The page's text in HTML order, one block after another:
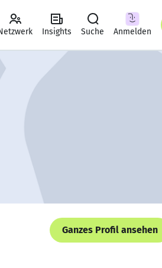
Insights Suche Anmelden
Ganzes Profil ansehen